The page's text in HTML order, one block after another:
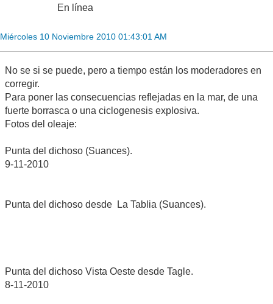
En línea
Miércoles 10 Noviembre 2010 01:43:01 AM
No se si se puede, pero a tiempo están los moderadores en
corregir.
Para poner las consecuencias reflejadas en la mar, de una
fuerte borrasca o una ciclogenesis explosiva.
Fotos del oleaje:
Punta del dichoso (Suances).
9-11-2010
Punta del dichoso desde La Tablia (Suances).
Punta del dichoso Vista Oeste desde Tagle.
8-11-2010